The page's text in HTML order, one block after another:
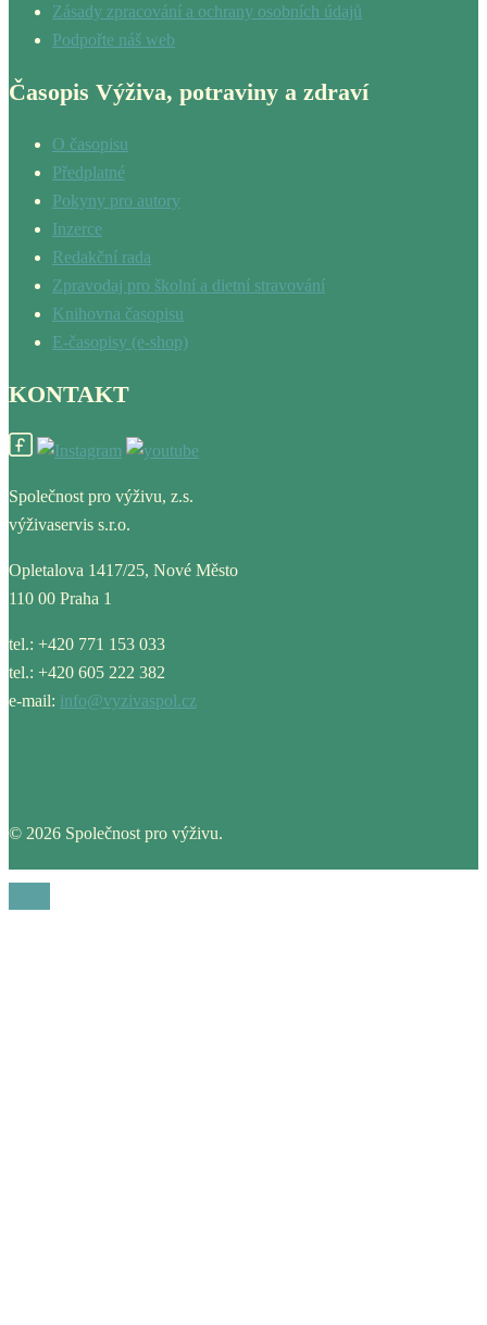
Zásady zpracování a ochrany osobních údajů
Podpořte náš web
Časopis Výživa, potraviny a zdraví
O časopisu
Předplatné
Pokyny pro autory
Inzerce
Redakční rada
Zpravodaj pro školní a dietní stravování
Knihovna časopisu
E-časopisy (e-shop)
KONTAKT
Společnost pro výživu, z.s.
výživaservis s.r.o.
Opletalova 1417/25, Nové Město
110 00 Praha 1
tel.: +420 771 153 033
tel.: +420 605 222 382
e-mail: info@vyzivaspol.cz
© 2026 Společnost pro výživu.